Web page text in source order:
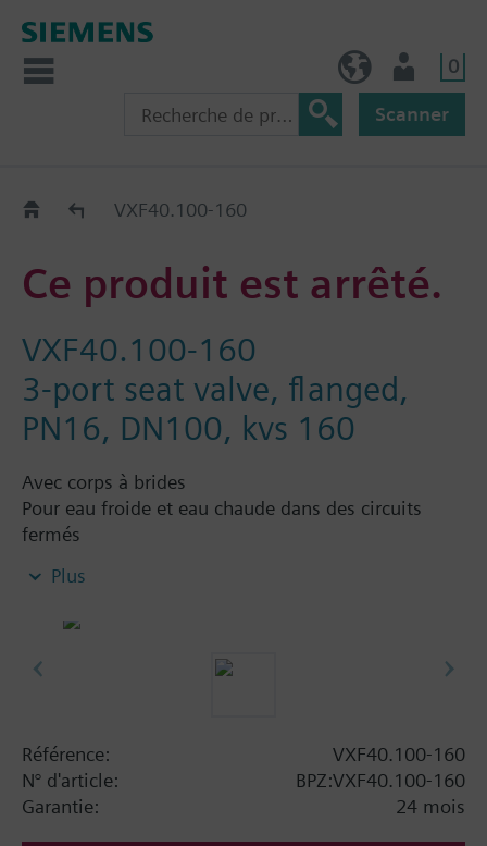
0
Scanner
Old2NewVXF40.100-160
Ce produit est arrêté.
VXF40.100-160
3-port seat valve, flanged,
PN16, DN100, kvs 160
Avec corps à brides
Pour eau froide et eau chaude dans des circuits
fermés
Information complémentaire
- SKB... / SKD... / SQX... pour Ø jusqu'à 80 mm
- SKC... pour Ø à partir de 100 mm
Plus
Référence:
VXF40.100-160
N° d'article:
BPZ:VXF40.100-160
Garantie:
24 mois